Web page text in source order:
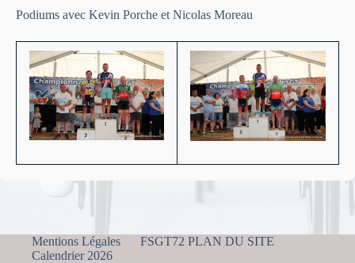
Podiums avec Kevin Porche et Nicolas Moreau
Mentions Légales
FSGT72 PLAN DU SITE
Calendrier 2026